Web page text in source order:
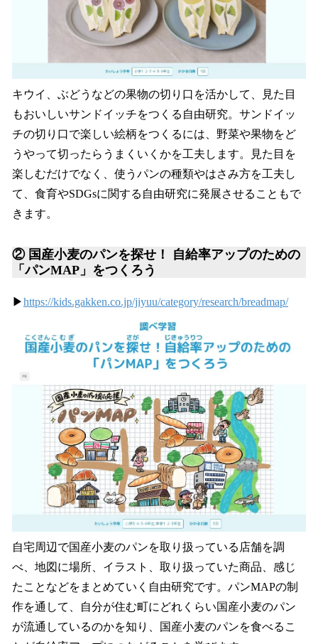
キウイ、ぶどうなどの果物の切り口を活かして、見た目
もおいしいサンドイッチをつくる自由研究。サンドイッ
チの切り口で楽しい絵柄をつくるには、野菜や果物をど
うやって切ったらうまくいくかを工夫します。見た目を
楽しむだけでなく、使うパンの種類やはさみ方を工夫し
て、食育やSDGsに関する自由研究に発展させることもで
きます。
② 国産小麦のパンを探せ！ 自給率アップのための
「パンMAP」をつくろう
▶https://kids.gakken.co.jp/jiyuu/category/research/breadmap/
自宅周辺で国産小麦のパンを取り扱っている店舗を調
べ、地図に場所、イラスト、取り扱っていた商品、感じ
たことなどをまとめていく自由研究です。パンMAPの制
作を通して、自分が住む町にどれくらい国産小麦のパン
が流通しているのかを知り、国産小麦のパンを食べるこ